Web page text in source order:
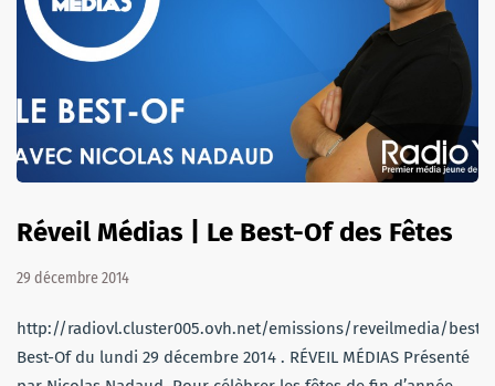
Réveil Médias | Le Best-Of des Fêtes
29 décembre 2014
http://radiovl.cluster005.ovh.net/emissions/reveilmedia/
Best-Of du lundi 29 décembre 2014 . RÉVEIL MÉDIAS Présenté